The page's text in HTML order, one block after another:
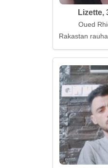
Lizette,
Oued
Rakastan